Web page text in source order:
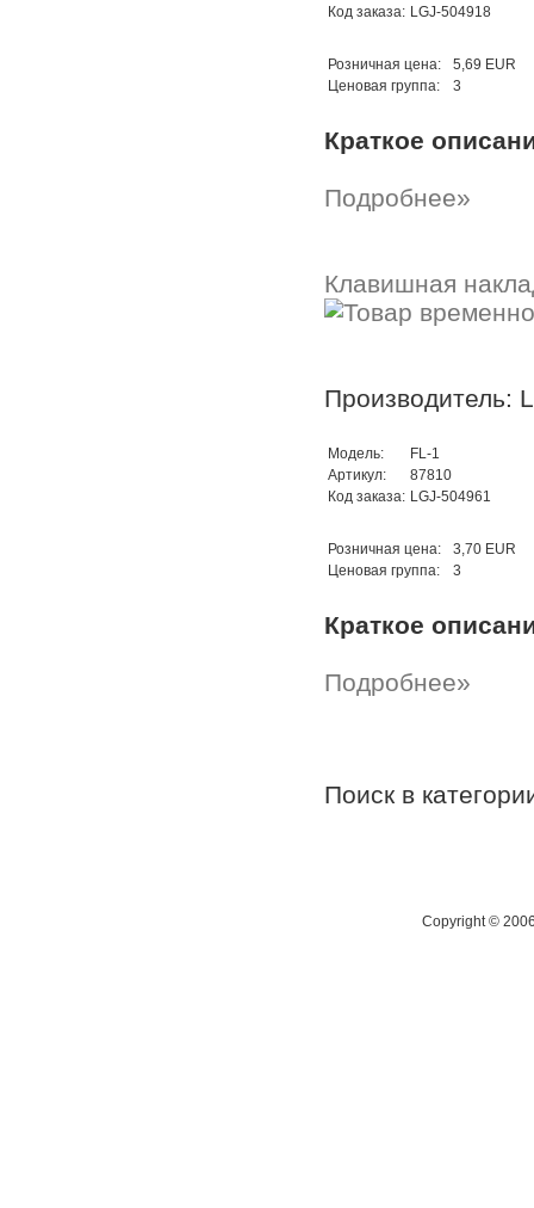
Код заказа: LGJ-504918
Розничная цена:
5,69 EUR
Ценовая группа:
3
Краткое
Подробнее»
Клавишная
Производитель:
Модель:
FL-1
Артикул:
87810
Код заказа: LGJ-504961
Розничная цена:
3,70 EUR
Ценовая группа:
3
Краткое
Подробнее»
Поиск в
Copyright ©